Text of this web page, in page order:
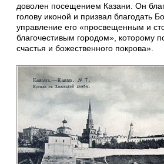
доволен посещением Казани. Он
голову иконой и призвал благодать
управление его «просвещенным и
благочестивым городом», которому
счастья и божественного покрова».